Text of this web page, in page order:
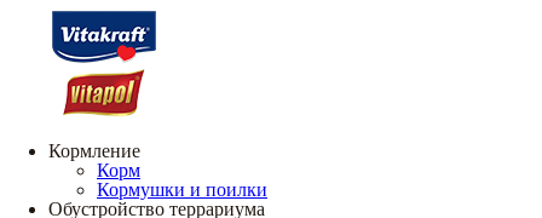
Кормление
Корм
Кормушки и поилки
Обустройство террариума